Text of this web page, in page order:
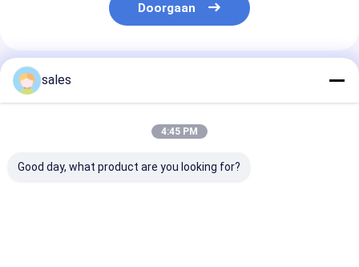
Doorgaan
Geadviseerde Producten
sales
4:45 PM
Good day, what product are you looking for?